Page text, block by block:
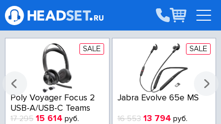
SALE
Poly Voyager Focus 2
USB-A/USB-C Teams
17 295 15 614 руб.
SALE
Jabra Evolve 65e MS
16 553 13 794 руб.